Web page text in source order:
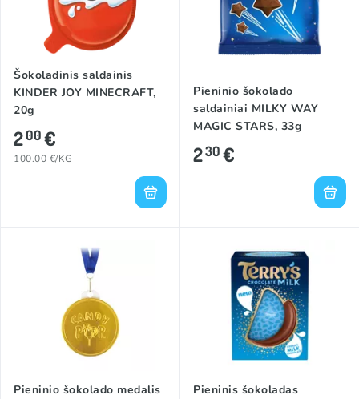
Šokoladinis saldainis
KINDER JOY MINECRAFT,
20g
200€
100.00 €/KG
Pieninio šokolado
saldainiai MILKY WAY
MAGIC STARS, 33g
230€
Pieninio šokolado medalis
Pieninis šokoladas